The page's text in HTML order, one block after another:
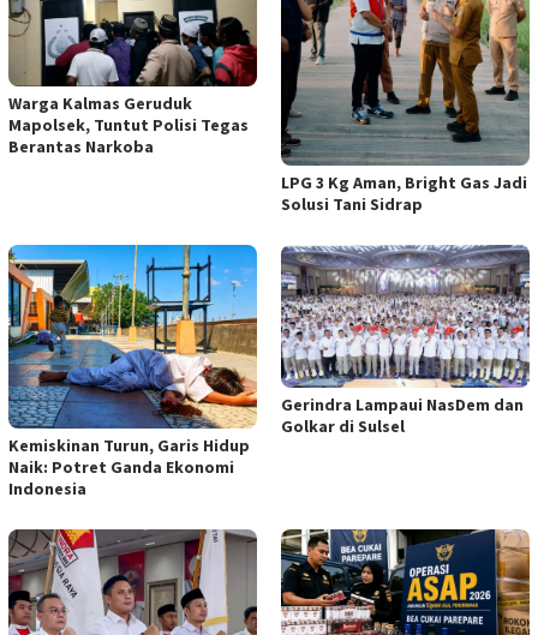
Warga Kalmas Geruduk
Mapolsek, Tuntut Polisi Tegas
Berantas Narkoba
LPG 3 Kg Aman, Bright Gas Jadi
Solusi Tani Sidrap
Kemiskinan Turun, Garis Hidup
Naik: Potret Ganda Ekonomi
Indonesia
Gerindra Lampaui NasDem dan
Golkar di Sulsel